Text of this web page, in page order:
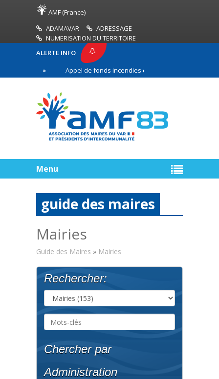
AMF (France)
ADAMAVAR
ADRESSAGE
NUMERISATION DU TERRITOIRE
ALERTE INFO
Appel de fonds incendies de forêt
Menu
guide des maires
Mairies
Guide des Maires » Mairies
Rechercher:
Chercher par
Administration